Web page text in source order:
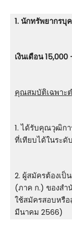
1. นักทรัพยากรบุ
เงินเดือน
คุณสมบัติเฉพาะ
1. ได้รับคุณวุฒิก
ที่เทียบได้ในระดั
2. ผู้สมัครต้องเป็
(ภาค ก.) ของสำ
ใช้สมัครสอบหรื
มีนาคม 2566)